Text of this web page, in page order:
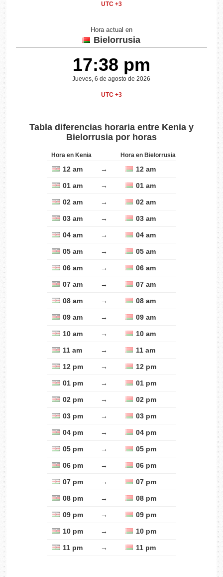
UTC +3
Hora actual en
Bielorrusia
17:38 pm
Jueves, 6 de agosto de 2026
UTC +3
Tabla diferencias horaria entre Kenia y
Bielorrusia por horas
Hora en Kenia Hora en Bielorrusia
12 am → 12 am
01 am → 01 am
02 am → 02 am
03 am → 03 am
04 am → 04 am
05 am → 05 am
06 am → 06 am
07 am → 07 am
08 am → 08 am
09 am → 09 am
10 am → 10 am
11 am → 11 am
12 pm → 12 pm
01 pm → 01 pm
02 pm → 02 pm
03 pm → 03 pm
04 pm → 04 pm
05 pm → 05 pm
06 pm → 06 pm
07 pm → 07 pm
08 pm → 08 pm
09 pm → 09 pm
10 pm → 10 pm
11 pm → 11 pm